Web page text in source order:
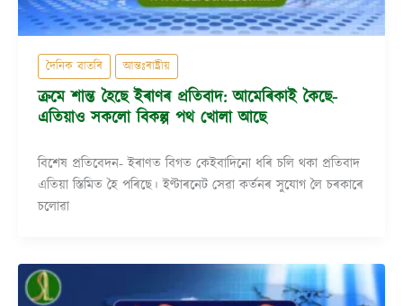
দৈনিক বাতৰি আন্তঃৰাষ্ট্ৰীয়
ক্ৰমে শান্ত হৈছে ইৰাণৰ প্ৰতিবাদ: আমেৰিকাই কৈছে-
এতিয়াও সকলো বিকল্প পথ খোলা আছে
বিশেষ প্ৰতিবেদন- ইৰাণত বিগত কেইবাদিনো ধৰি চলি থকা প্ৰতিবাদ
এতিয়া স্তিমিত হৈ পৰিছে। ইণ্টাৰনেট সেৱা কৰ্তনৰ সুযোগ লৈ চৰকাৰে
চলোৱা